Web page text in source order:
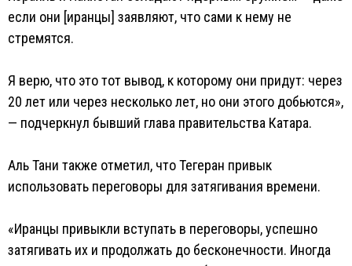
если они [иранцы] заявляют, что сами к нему не
стремятся.
Я верю, что это тот вывод, к которому они придут: через
20 лет или через несколько лет, но они этого добьются»,
— подчеркнул бывший глава правительства Катара.
Аль Тани также отметил, что Тегеран привык
использовать переговоры для затягивания времени.
«Иранцы привыкли вступать в переговоры, успешно
затягивать их и продолжать до бесконечности. Иногда